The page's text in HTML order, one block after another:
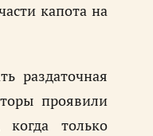
капота на
раздаточная
проявили
когда только